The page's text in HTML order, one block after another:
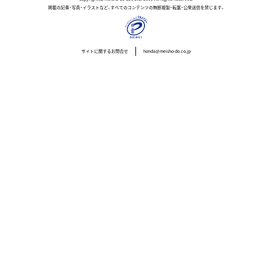
掲載の記事・写真・イラストなど、すべてのコンテンツの無断複製・転載・公衆送信を禁じます。
サイトに関するお問合せ honda@meisho-do.co.jp